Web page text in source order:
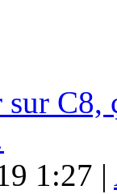
sur C8,
1:27 |